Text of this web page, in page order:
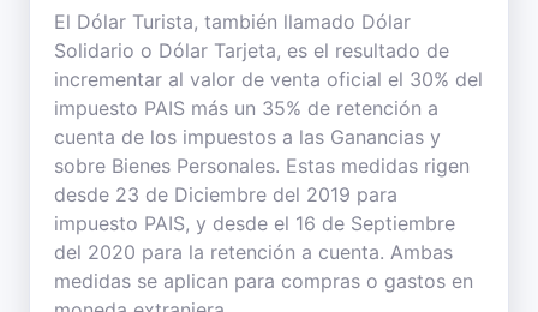
El Dólar Turista, también llamado Dólar
Solidario o Dólar Tarjeta, es el resultado de
incrementar al valor de venta oficial el 30% del
impuesto PAIS más un 35% de retención a
cuenta de los impuestos a las Ganancias y
sobre Bienes Personales. Estas medidas rigen
desde 23 de Diciembre del 2019 para
impuesto PAIS, y desde el 16 de Septiembre
del 2020 para la retención a cuenta. Ambas
medidas se aplican para compras o gastos en